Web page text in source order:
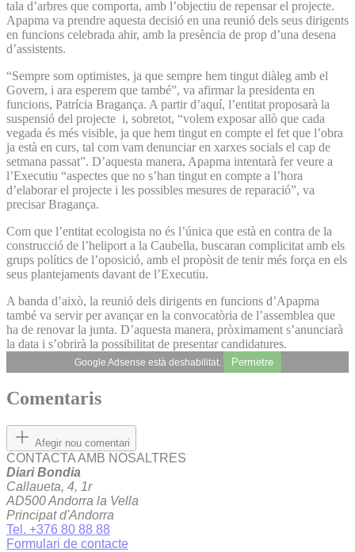
tala d’arbres que comporta, amb l’objectiu de repensar el projecte.
Apapma va prendre aquesta decisió en una reunió dels seus dirigents
en funcions celebrada ahir, amb la presència de prop d’una desena
d’assistents.
“Sempre som optimistes, ja que sempre hem tingut diàleg amb el
Govern, i ara esperem que també”, va afirmar la presidenta en
funcions, Patrícia Bragança. A partir d’aquí, l’entitat proposarà la
suspensió del projecte i, sobretot, “volem exposar allò que cada
vegada és més visible, ja que hem tingut en compte el fet que l’obra
ja està en curs, tal com vam denunciar en xarxes socials el cap de
setmana passat”. D’aquesta manera, Apapma intentarà fer veure a
l’Executiu “aspectes que no s’han tingut en compte a l’hora
d’elaborar el projecte i les possibles mesures de reparació”, va
precisar Bragança.
Com que l’entitat ecologista no és l’única que està en contra de la
construcció de l’heliport a la Caubella, buscaran complicitat amb els
grups polítics de l’oposició, amb el propòsit de tenir més força en els
seus plantejaments davant de l’Executiu.
A banda d’això, la reunió dels dirigents en funcions d’Apapma
també va servir per avançar en la convocatòria de l’assemblea que
ha de renovar la junta. D’aquesta manera, pròximament s’anunciarà
la data i s’obrirà la possibilitat de presentar candidatures.
Google Adsense està deshabilitat. Permetre
Comentaris
Afegir nou comentari
CONTACTA AMB NOSALTRES
Diari Bondia
Callaueta, 4, 1r
AD500 Andorra la Vella
Principat d'Andorra
Tel. +376 80 88 88
Formulari de contacte